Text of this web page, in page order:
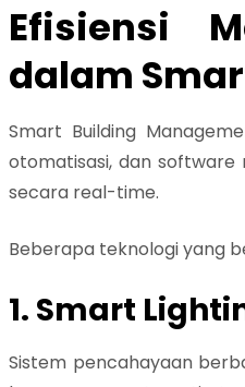
Efisiensi
dalam
Smart Building
otomatisasi, dansoftware
secara real-time.
Beberapa teknologi yang
1. Smart
Sistem pencahayaan